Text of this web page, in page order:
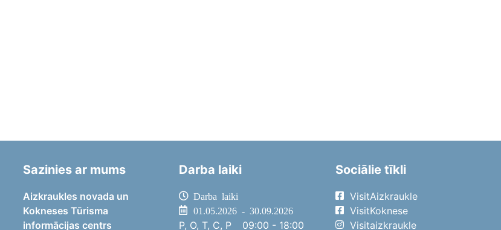
Sazinies ar mums
Aizkraukles novada un
Kokneses Tūrisma
informācijas centrs
Darba laiki
Darba laiki
01.05.2026 - 30.09.2026
P, O, T, C, P
09:00 - 18:00
Sociālie tīkli
VisitAizkraukle
VisitKoknese
Visitaizkraukle